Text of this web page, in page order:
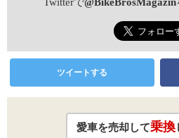
ツイートする
愛車を売却して乗換